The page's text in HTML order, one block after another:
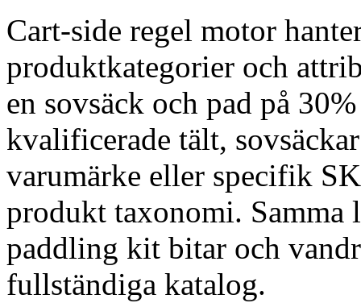
Cart-side regel motor
produktkategorier och
en sovsäck och pad på
kvalificerade tält,
varumärke eller specifik
produkt taxonomi. Samma
paddling kit bitar och
fullständiga katalog.